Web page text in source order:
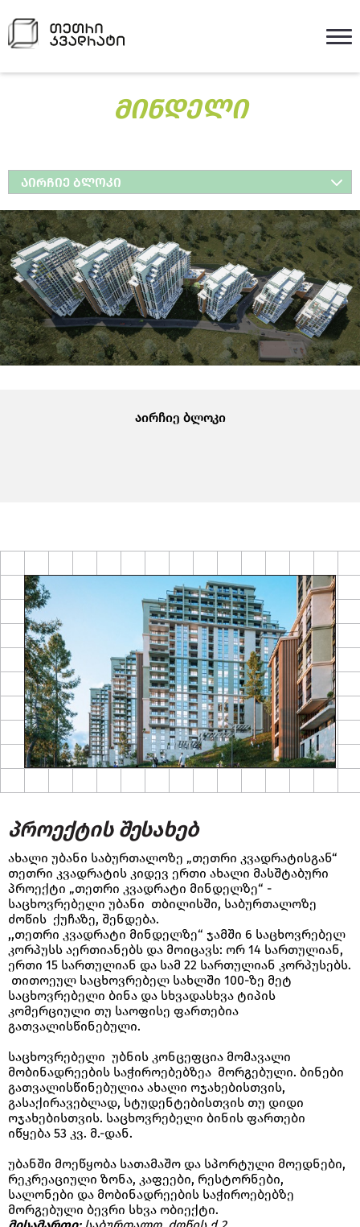
ᲛᲘᲜᲓᲔᲚᲘ
ᲐᲘᲠᲩᲘᲔ ᲑᲚᲝᲙᲘ
აირჩიე ბლოკი
პროექტის შესახებ
ახალი უბანი საბურთალოზე „თეთრი კვადრატისგან“
თეთრი კვადრატის კიდევ ერთი ახალი მასშტაბური
პროექტი „თეთრი კვადრატი მინდელზე“ -
საცხოვრებელი უბანი თბილისში, საბურთალოზე
ძოწის ქუჩაზე, შენდება.
,,თეთრი კვადრატი მინდელზე“ ჯამში 6 საცხოვრებელ
კორპუსს აერთიანებს და მოიცავს: ორ 14 სართულიან,
ერთი 15 სართულიან და სამ 22 სართულიან კორპუსებს.
თითოეულ საცხოვრებელ სახლში 100-ზე მეტ
საცხოვრებელი ბინა და სხვადასხვა ტიპის
კომერციული თუ საოფისე ფართებია
გათვალისწინებული.
საცხოვრებელი უბნის კონცეფცია მომავალი
მობინადრეების საჭიროებებზეა მორგებული. ბინები
გათვალისწინებულია ახალი ოჯახებისთვის,
გასაქირავებლად, სტუდენტებისთვის თუ დიდი
ოჯახებისთვის. საცხოვრებელი ბინის ფართები
იწყება 53 კვ. მ.-დან.
უბანში მოეწყობა სათამაშო და სპორტული მოედნები,
რეკრეაციული ზონა, კაფეები, რესტორნები,
სალონები და მობინადრეების საჭიროებებზე
მორგებული ბევრი სხვა ობიექტი.